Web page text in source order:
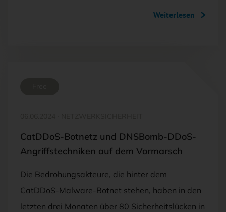
Weiterlesen
CatDDoS-Botnetz und DNSBomb-DDoS-
Angriffstechniken auf dem Vormarsch
Die Bedrohungsakteure, die hinter dem
CatDDoS-Malware-Botnet stehen, haben in den
letzten drei Monaten über 80 Sicherheitslücken in